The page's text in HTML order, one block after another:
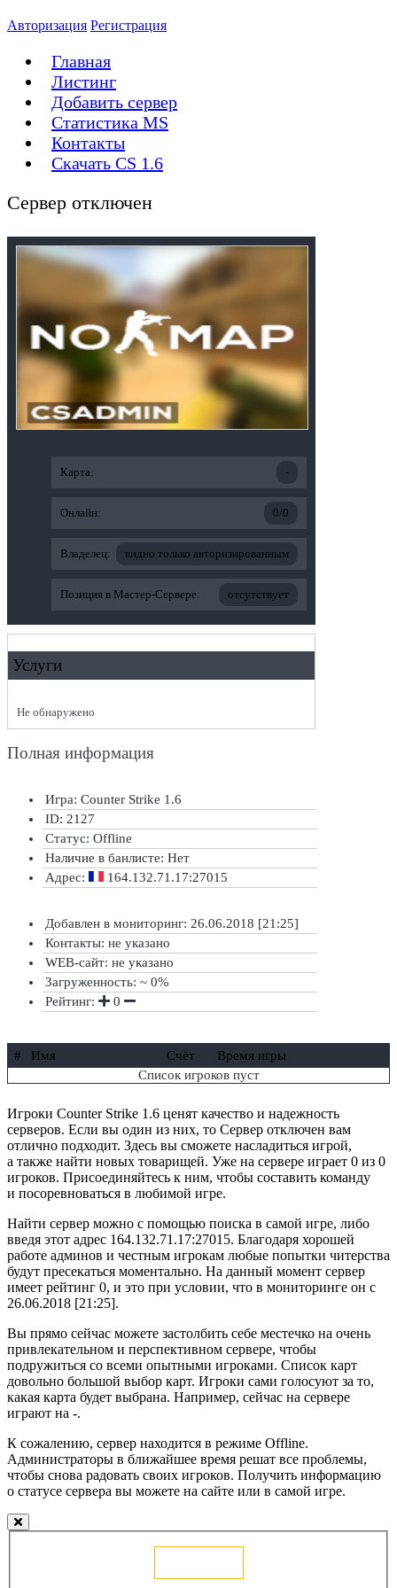
Авторизация Регистрация
Главная
Листинг
Добавить сервер
Статистика MS
Контакты
Скачать CS 1.6
Сервер отключен
Карта: -
Онлайн: 0/0
Владелец: видно только авторизированным
Позиция в Мастер-Сервере: отсутствует
Услуги
Не обнаружено
Полная информация
Игра: Counter Strike 1.6
ID: 2127
Статус: Offline
Наличие в банлисте: Нет
Адрес:
164.132.71.17:27015
Добавлен в мониторинг: 26.06.2018 [21:25]
Контакты: не указано
WEB-сайт: не указано
Загруженность: ~ 0%
Рейтинг:
0
# Имя Счёт
Время игры
Список игроков пуст
Игроки Counter Strike 1.6 ценят качество и надежность
серверов. Если вы один из них, то Сервер отключен вам
отлично подходит. Здесь вы сможете насладиться игрой,
а также найти новых товарищей. Уже на сервере играет 0 из 0
игроков. Присоединяйтесь к ним, чтобы составить команду
и посоревноваться в любимой игре.
Найти сервер можно с помощью поиска в самой игре, либо
введя этот адрес 164.132.71.17:27015. Благодаря хорошей
работе админов и честным игрокам любые попытки читерства
будут пресекаться моментально. На данный момент сервер
имеет рейтинг 0, и это при условии, что в мониторинге он с
26.06.2018 [21:25].
Вы прямо сейчас можете застолбить себе местечко на очень
привлекательном и перспективном сервере, чтобы
подружиться со всеми опытными игроками. Список карт
довольно большой выбор карт. Игроки сами голосуют за то,
какая карта будет выбрана. Например, сейчас на сервере
играют на -.
К сожалению, сервер находится в режиме Offline.
Администраторы в ближайшее время решат все проблемы,
чтобы снова радовать своих игроков. Получить информацию
о статусе сервера вы можете на сайте или в самой игре.